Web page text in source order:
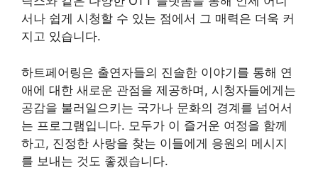
서나 쉽게 시청할 수 있는 점에서 그 매력은 더욱 커
지고 있습니다.
하트페어링은 출연자들의 진솔한 이야기를 통해 연
애에 대한 새로운 관점을 제공하며, 시청자들에게는
공감을 불러일으키는 국가나 문화의 경계를 넘어서
는 프로그램입니다. 모두가 이 즐거운 여정을 함께
하고, 진정한 사랑을 찾는 이들에게 응원의 메시지
를 보내는 것도 좋겠습니다.